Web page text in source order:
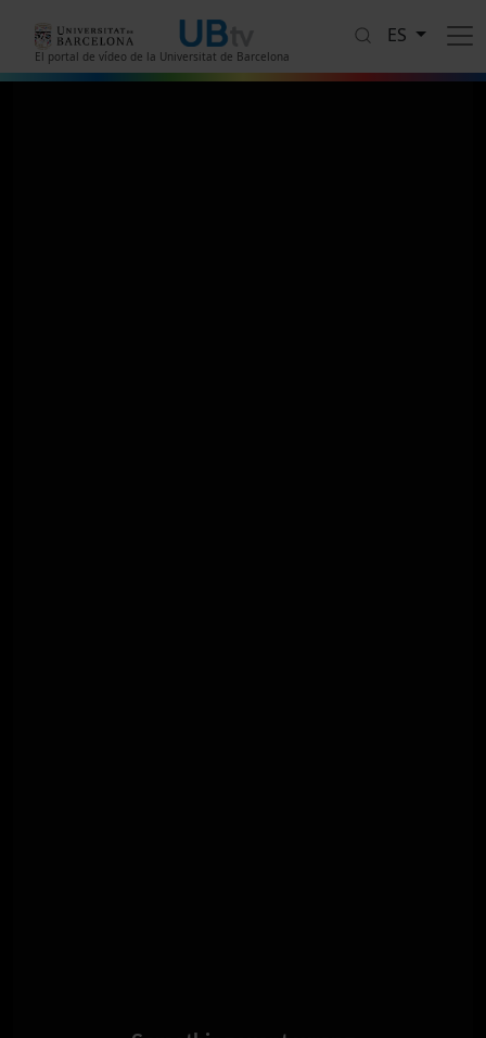
El portal de vídeo de la Universitat de Barcelona
ES